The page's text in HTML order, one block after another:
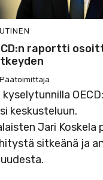
raportti
Päätoimittaja
kyselytunnilla
keskusteluun.
Jari Koskela
sitkeänä ja